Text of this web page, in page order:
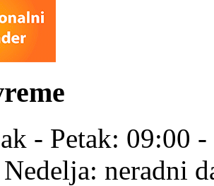
- Petak: 09:00
neradni